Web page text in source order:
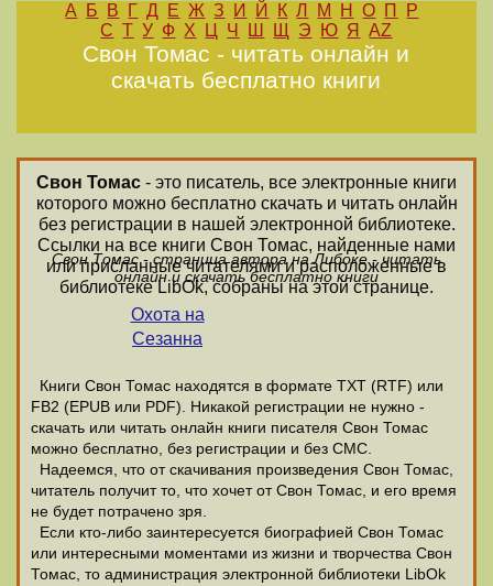
А Б В Г Д Е Ж З И Й К Л М Н О П
Р
С Т У Ф Х Ц Ч Ш Щ Э Ю Я AZ
Свон Томас - читать онлайн и
скачать бесплатно книги
Свон Томас - это писатель, все электронные книги
которого можно бесплатно скачать и читать онлайн
без регистрации в нашей электронной библиотеке.
Ссылки на все книги Свон Томас, найденные нами
или присланные читателями и расположенные в
библиотеке LibOk, собраны на этой странице.
Свон Томас - страница автора на Либоке - читать
онлайн и скачать бесплатно книги
Охота на
Сезанна
Книги Свон Томас находятся в формате ТХТ (RTF) или
FB2 (EPUB или PDF). Никакой регистрации не нужно -
скачать или читать онлайн книги писателя Свон Томас
можно бесплатно, без регистрации и без СМС.
Надеемся, что от скачивания произведения Свон Томас,
читатель получит то, что хочет от Свон Томас, и его время
не будет потрачено зря.
Если кто-либо заинтересуется биографией Свон Томас
или интересными моментами из жизни и творчества Свон
Томас, то администрация электронной библиотеки LibOk